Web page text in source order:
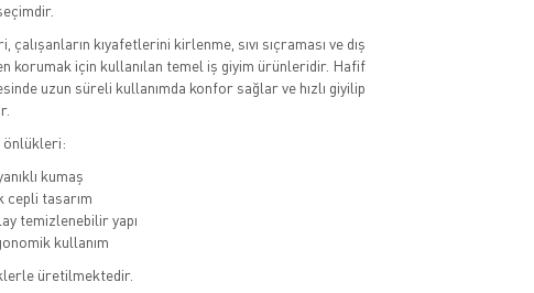
çalışanların kıyafetlerini kirlenme, sıvı sıçraması ve dış
korumak için kullanılan temel iş giyim ürünleridir. Hafif
uzun süreli kullanımda konfor sağlar ve hızlı giyilip
önlükleri:
kumaş
cepli tasarım
temizlenebilir yapı
kullanım
üretilmektedir.